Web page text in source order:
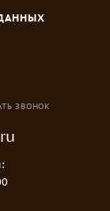
ЗВОНОК